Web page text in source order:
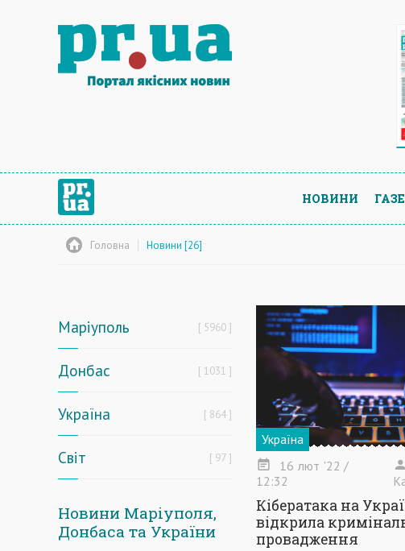
НОВИНИ
Головна Новини [26]
Маріуполь 5960
Донбас 1031
Україна 864
Світ 97
Новини Маріуполя,
Донбаса та України
Україна
16 лют '22 /
12:32
Кібератака на
відкрила
провадження